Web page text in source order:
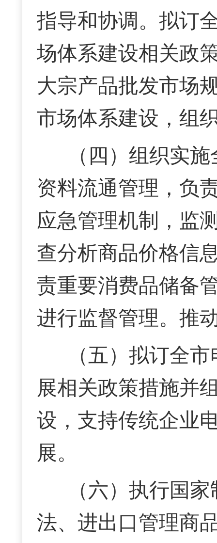
指导和协调。拟订
场体系建设相关政
大宗产品批发市场
市场体系建设，组
（四）组织实
资料流通管理，负
应急管理机制，监
查分析商品价格信
责重要消费品储备
进行监督管理。推
（五）拟订全
展相关政策措施并
设，支持传统企业
展。
（六）执行国
法、进出口管理商